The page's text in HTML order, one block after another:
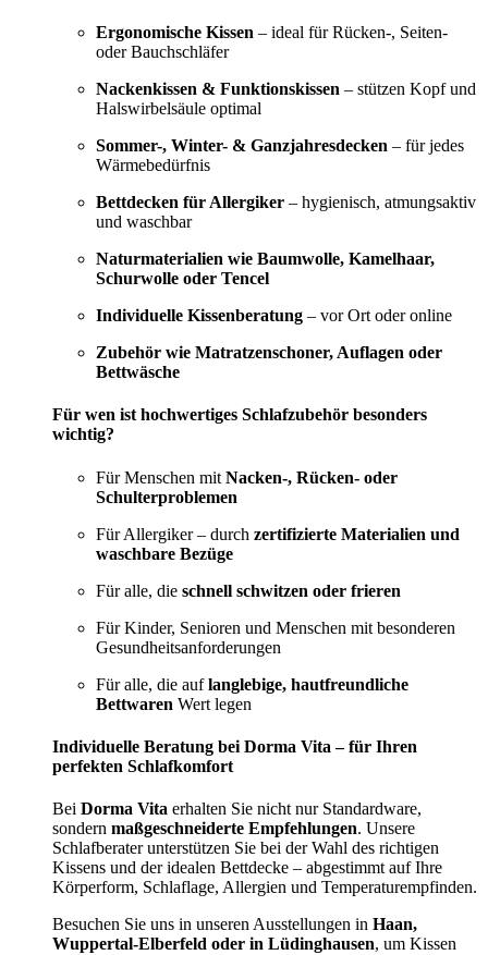
Ergonomische Kissen – ideal für Rücken-, Seiten-
oder Bauchschläfer
Nackenkissen & Funktionskissen – stützen Kopf und
Halswirbelsäule optimal
Sommer-, Winter- & Ganzjahresdecken – für jedes
Wärmebedürfnis
Bettdecken für Allergiker – hygienisch, atmungsaktiv
und waschbar
Naturmaterialien wie Baumwolle, Kamelhaar,
Schurwolle oder Tencel
Individuelle Kissenberatung – vor Ort oder online
Zubehör wie Matratzenschoner, Auflagen oder
Bettwäsche
Für wen ist hochwertiges Schlafzubehör besonders
wichtig?
Für Menschen mit Nacken-, Rücken- oder
Schulterproblemen
Für Allergiker – durch zertifizierte Materialien und
waschbare Bezüge
Für alle, die schnell schwitzen oder frieren
Für Kinder, Senioren und Menschen mit besonderen
Gesundheitsanforderungen
Für alle, die auflanglebige, hautfreundliche
Bettwaren Wert legen
Individuelle Beratung bei Dorma Vita – für Ihren
perfekten Schlafkomfort
Bei Dorma Vita erhalten Sie nicht nur Standardware,
sondern maßgeschneiderte Empfehlungen. Unsere
Schlafberater unterstützen Sie bei der Wahl des richtigen
Kissens und der idealen Bettdecke – abgestimmt auf Ihre
Körperform, Schlaflage, Allergien und Temperaturempfinden.
Besuchen Sie uns in unseren Ausstellungen in Haan,
Wuppertal-Elberfeld oder in Lüdinghausen, um Kissen